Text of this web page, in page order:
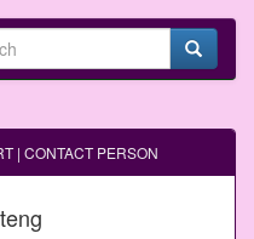
| CONTACT PERSON